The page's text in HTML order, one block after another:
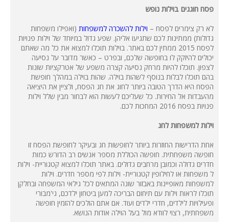
פסח חוגגים בוילות נופש
לא רק צימרים לפסח – וילות להשכרה למשפחות (ואפילו משפחות
גדולות) ממתינות לכם שתגיעו אליהן. שפע גדול במיוחד של וילות פנויות
לפסח 2015 ממתין לכם באתר. בוילות תוכלו למצוא את כל מה שאתם
יכולים להיזקק לו בחופשה שלכם, ובפרט – כאשר מדובר על נסיעה
לצפון. תוכלו להיות מרחק נסיעה קצרה משפע של אטרקציות שונות
בהם תוכלו לבלות בנוסף לשהות בוילה. שהות בוילה במהלך חופשת
הפסח היא הדרך הטובה ביותר לחוג את חג הפסח, ולציין את היציאה
מהעבדות אל החירות. כל שעליכם לעשות הוא לבחור מבין שלל וילות
פנויות בפסח 2016 המחכות לכם.
וילות למשפחות לחג
אחת הדרישות החוזרות ביותר לחופשות חג ובעיקר לחופשת הפסח זו
חופשה משפחתית. חופשה הכוללת מספר אנשים רב הדורש כמות
חדרים גדולה וכמובן מרחבים גדולים. באתר תוכלו למצוא קטגוריית- וילות
ל משפחות או לחילופין קטגוריית- וילות לפי מספר חדרים. וילות
למשפחות מאופיינות באבזור שונה המתאים לכל גילאי המשפחה ובחלקן
תוכלו לראות וילות עם תיחום הבריכה למען ביטחון ילדכם, גי'מבורי
ופעילויות לילדים, חדרי ילדים ועוד. אם אתם הולכים להזמין חופשה
משפחתית, רצוי לוודא מול בעל הוילה אודות הנושא.